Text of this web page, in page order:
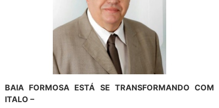
BAIA FORMOSA ESTÁ SE TRANSFORMANDO COM
ITALO –